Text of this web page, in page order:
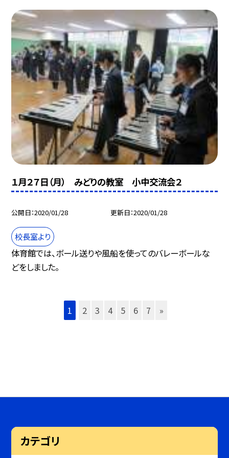
１月２７日（月） みどりの教室 小中交流会２
公開日 2020/01/28 更新日 2020/01/28
校長室より
体育館では、ボール送りや風船を使ってのバレーボールな
どをしました。
1 2 3 4 5 6 7 »
カテゴリ